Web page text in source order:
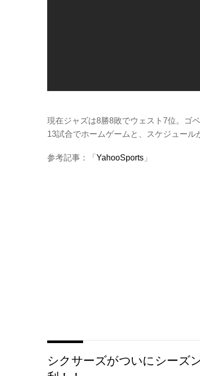
現在ジャズは8勝8敗でウェスト7位。ゴ
13試合でホームゲームと、スケジュール
参考記事：「 YahooSports 」
シクサーズがついにシーズ